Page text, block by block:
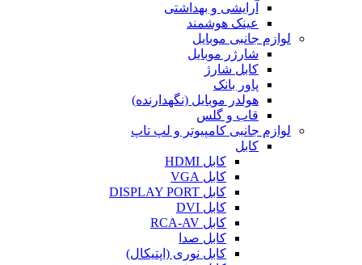
آرایشی و بهداشتی
عینک هوشمند
لوازم جانبی موبایل
شارژر موبایل
کابل شارژ
پاور بانک
هولدر موبایل (نگهدارنده)
قاب و گلس
لوازم جانبی کامپیوتر و لپ تاپ
کابل
کابل HDMI
کابل VGA
کابل DISPLAY PORT
کابل DVI
کابل RCA-AV
کابل صدا
کابل نوری (اپتیکال)